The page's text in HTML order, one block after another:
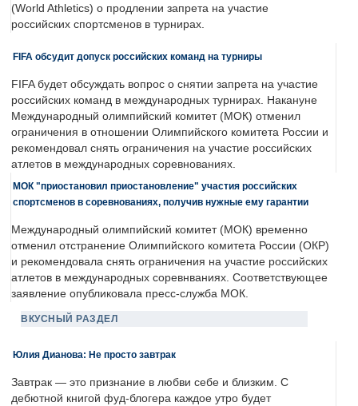
(World Athletics) о продлении запрета на участие
российских спортсменов в турнирах.
FIFA обсудит допуск российских команд на турниры
FIFA будет обсуждать вопрос о снятии запрета на участие
российских команд в международных турнирах. Накануне
Международный олимпийский комитет (МОК) отменил
ограничения в отношении Олимпийского комитета России и
рекомендовал снять ограничения на участие российских
атлетов в международных соревнованиях.
МОК "приостановил приостановление" участия российских
спортсменов в соревнованиях, получив нужные ему гарантии
Международный олимпийский комитет (МОК) временно
отменил отстранение Олимпийского комитета России (ОКР)
и рекомендовала снять ограничения на участие российских
атлетов в международных соревнваниях. Соответствующее
заявление опубликовала пресс-служба МОК.
ВКУСНЫЙ РАЗДЕЛ
Юлия Дианова: Не просто завтрак
Завтрак — это признание в любви себе и близким. С
дебютной книгой фуд-блогера каждое утро будет